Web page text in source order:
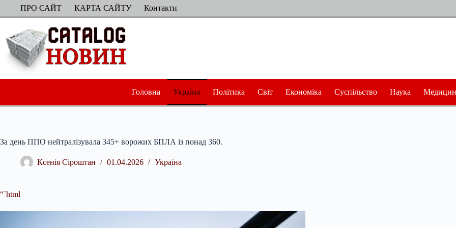
ПерейтиПРО САЙТ КАРТА САЙТУ Контакти
Головна Україна Політика Світ Економіка Суспільство Наука
За день ППО нейтралізувала 345+ ворожих БПЛА із понад 360.
Ксенія Сіроштан 01.04.2026 Україна
“`html